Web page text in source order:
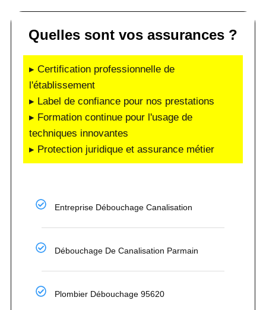
Quelles sont vos assurances ?
▸ Certification professionnelle de
l'établissement
▸ Label de confiance pour nos prestations
▸ Formation continue pour l'usage de
techniques innovantes
▸ Protection juridique et assurance métier
Entreprise Débouchage Canalisation
Débouchage De Canalisation Parmain
Plombier Débouchage 95620